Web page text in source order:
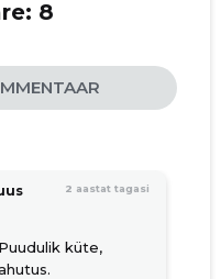
8
2 aastat tagasi
küte,